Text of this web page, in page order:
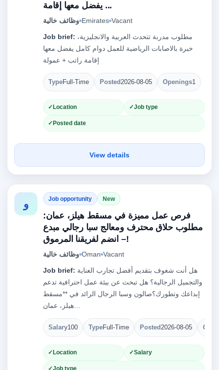
يفضل معها إقامة ...
وظائف خالية Emirates Vacant
Job brief:
خبرة بالاصابات الرياضية للعمل دوام كامل يفضل معها
إقامة راتب + عمولة
TypeFull-Time Posted2026-08-05 Openings1
Location Job type
Posted date
View details
و Job opportunity New
فرص عمل مميزة في مسقط هيلز، عمان:
مطلوب حلاق محترف ومعالج سبا رجالي مبدع
– انضم لفريقنا المرموق!
وظائف خالية Oman Vacant
Job brief:
والتجميل الرجالية؟ هل تبحث عن بيئة عمل احترافية تدعم
إبداعك وتطورك؟صالون وسبا الرجال الرائد في **مسقط
Salary100 TypeFull-Time Posted2026-08-05
Location Salary
Job type